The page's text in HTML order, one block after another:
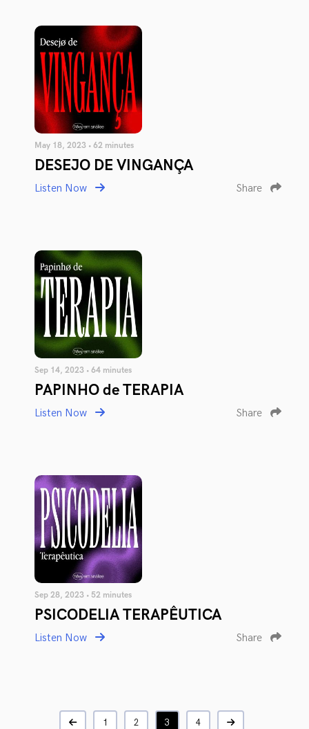
May 18, 2023 • 62 minutes
DESEJO DE VINGANÇA
Listen Now Share
Sep 14, 2023 • 64 minutes
PAPINHO de TERAPIA
Listen Now Share
Sep 28, 2023 • 52 minutes
PSICODELIA TERAPÊUTICA
Listen Now Share
1 2 3 4